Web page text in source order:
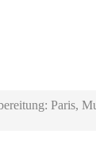
Paris,